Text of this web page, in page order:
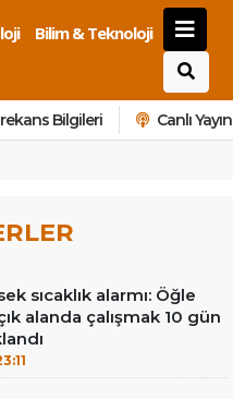
Bilim & Teknoloji
Bilgileri Canlı Yayın
sıcaklık alarmı: Öğle
alanda çalışmak 10 gün